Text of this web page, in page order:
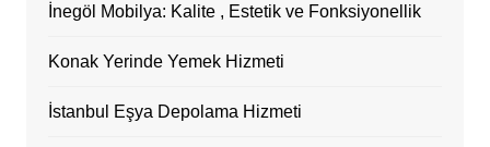
İnegöl Mobilya: Kalite , Estetik ve Fonksiyonellik
Konak Yerinde Yemek Hizmeti
İstanbul Eşya Depolama Hizmeti